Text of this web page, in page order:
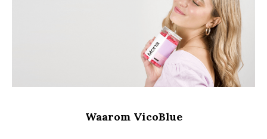
Waarom VicoBlue